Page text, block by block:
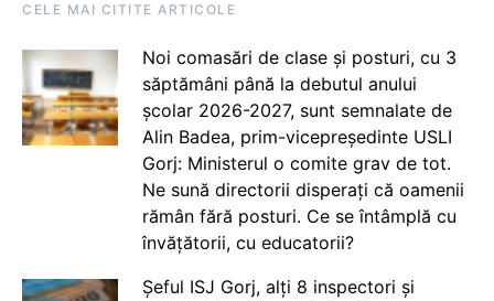
CELE MAI CITITE ARTICOLE
Noi comasări de clase și posturi, cu 3
săptămâni până la debutul anului
școlar 2026-2027, sunt semnalate de
Alin Badea, prim-vicepreședinte USLI
Gorj: Ministerul o comite grav de tot.
Ne sună directorii disperați că oamenii
rămân fără posturi. Ce se întâmplă cu
învățătorii, cu educatorii?
Șeful ISJ Gorj, alți 8 inspectori și